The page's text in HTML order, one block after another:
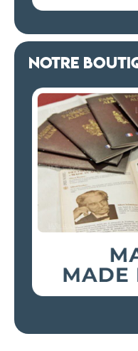
NOTRE